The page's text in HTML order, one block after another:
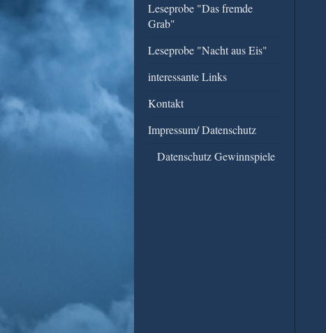
Leseprobe "Das fremde
Grab"
Leseprobe "Nacht aus Eis"
interessante Links
Kontakt
Impressum/ Datenschutz
Datenschutz Gewinnspiele